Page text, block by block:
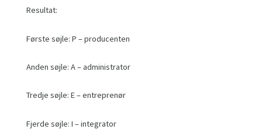
Resultat:
Første søjle: P – producenten
Anden søjle: A – administrator
Tredje søjle: E – entreprenør
Fjerde søjle: I – integrator